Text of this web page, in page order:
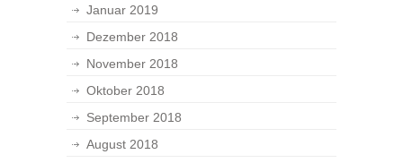
Januar 2019
Dezember 2018
November 2018
Oktober 2018
September 2018
August 2018